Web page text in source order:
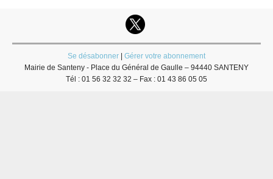
Se désabonner
Gérer votre abonnement
Mairie de Santeny - Place du Général de Gaulle – 94440 SANTENY
Tél : 01 56 32 32 32 – Fax : 01 43 86 05 05